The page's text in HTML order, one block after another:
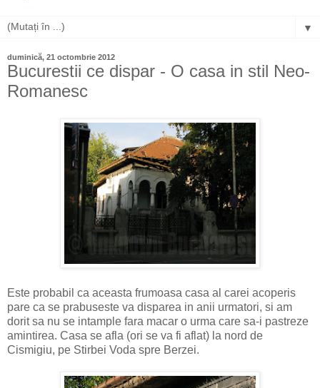
▼
duminică, 21 octombrie 2012
Bucurestii ce dispar - O casa in stil Neo-
Romanesc
Este probabil ca aceasta frumoasa casa al carei acoperis
pare ca se prabuseste va disparea in anii urmatori, si am
dorit sa nu se intample fara macar o urma care sa-i pastreze
amintirea. Casa se afla (ori se va fi aflat) la nord de
Cismigiu, pe Stirbei Voda spre Berzei.